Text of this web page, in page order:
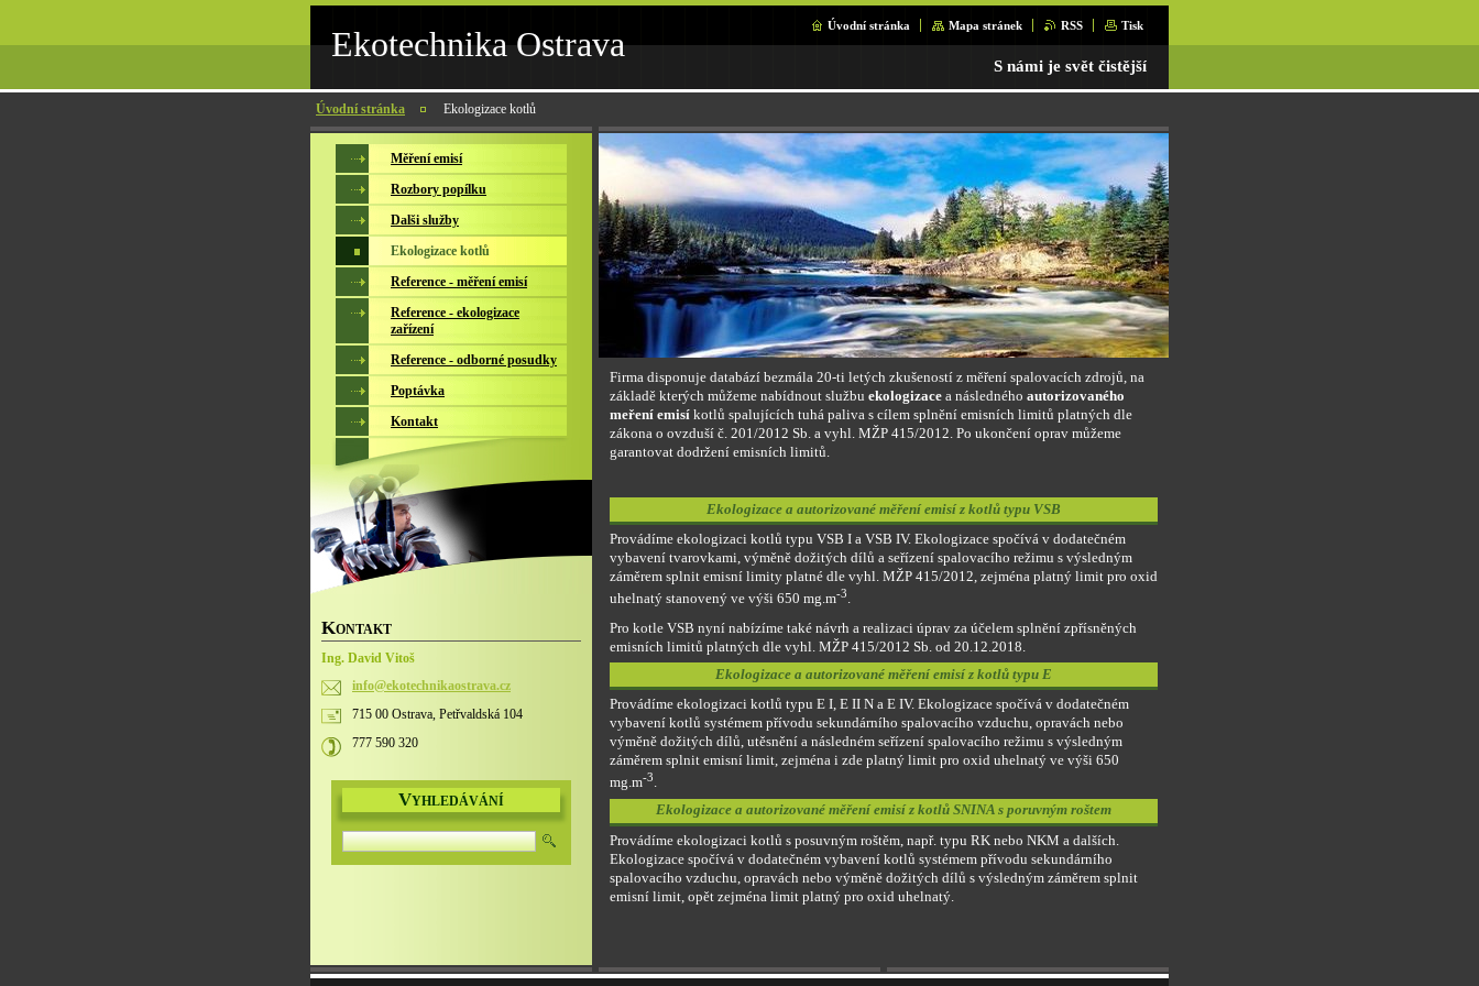
Ekotechnika Ostrava Úvodní stránka Mapa stránek RSS Tisk
S námi je svět čistější
Úvodní stránka Ekologizace kotlů
Firma disponuje databází bezmála 20-ti letých zkušeností z měření spalovacích zdrojů, na
základě kterých můžeme nabídnout službu ekologizace a následného autorizovaného
meření emisí kotlů spalujících tuhá paliva s cílem splnění emisních limitů platných dle
zákona o ovzduší č. 201/2012 Sb. a vyhl. MŽP 415/2012. Po ukončení oprav můžeme
garantovat dodržení emisních limitů.
Ekologizace a autorizované měření emisí z kotlů typu VSB
Provádíme ekologizaci kotlů typu VSB I a VSB IV. Ekologizace spočívá v dodatečném
vybavení tvarovkami, výměně dožitých dílů a seřízení spalovacího režimu s výsledným
záměrem splnit emisní limity platné dle vyhl. MŽP 415/2012, zejména platný limit pro oxid
uhelnatý stanovený ve výši 650 mg.m-3.
Pro kotle VSB nyní nabízíme také návrh a realizaci úprav za účelem splnění zpřísněných
emisních limitů platných dle vyhl. MŽP 415/2012 Sb. od 20.12.2018.
Ekologizace a autorizované měření emisí z kotlů typu E
Provádíme ekologizaci kotlů typu E I, E II N a E IV. Ekologizace spočívá v dodatečném
vybavení kotlů systémem přívodu sekundárního spalovacího vzduchu, opravách nebo
výměně dožitých dílů, utěsnění a následném seřízení spalovacího režimu s výsledným
záměrem splnit emisní limit, zejména i zde platný limit pro oxid uhelnatý ve výši 650
mg.m-3.
Ekologizace a autorizované měření emisí z kotlů SNINA s poruvným roštem
Provádíme ekologizaci kotlů s posuvným roštěm, např. typu RK nebo NKM a dalších.
Ekologizace spočívá v dodatečném vybavení kotlů systémem přívodu sekundárního
spalovacího vzduchu, opravách nebo výměně dožitých dílů s výsledným záměrem splnit
emisní limit, opět zejména limit platný pro oxid uhelnatý.
Měření emisí
Rozbory popílku
Dalši služby
Ekologizace kotlů
Reference - měření emisí
Reference - ekologizace
zařízení
Reference - odborné posudky
Poptávka
Kontakt
KONTAKT
Ing. David Vitoš
info@ekotechnikaostrava.cz
715 00 Ostrava, Petřvaldská 104
777 590 320
VYHLEDÁVÁNÍ